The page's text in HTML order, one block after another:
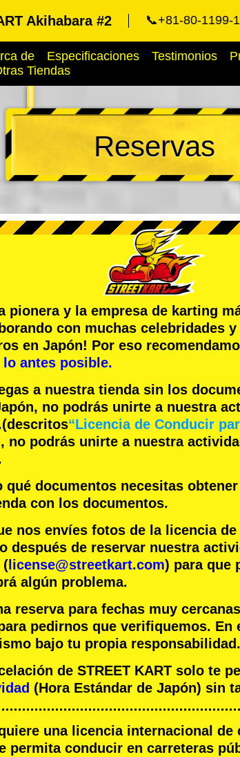
Akihabara #2 📞+81-80-1199-
de Especificaciones Testimonios
Tiendas
Reservas
pioneray la empresa de karting
con muchas celebridades y
en Japón! Por eso
lo antes posible.
a nuestra tienda sin los
no podrás unirte a nuestra
(descritos“Licencia de Conducir
no podrás unirte a nuestra
qué documentos necesitas
con los documentos.
nos envíes fotos de la licencia
después de reservar nuestra
( license@streetkart.com) para que
algún problema.
reserva para fechas muy
pedirnos que verifiquemos. En
bajo tu propia responsabilidad.
de STREET KART solo te
(Hora Estándar de Japón) sin
una licencia internacional de
permita conducir en carreteras